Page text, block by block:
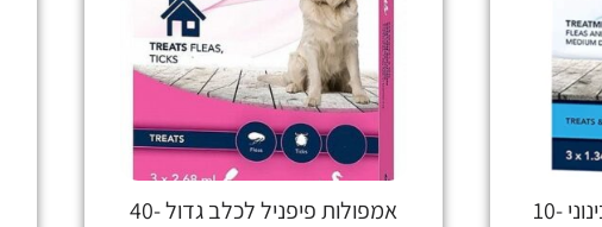
אמפולות פיפניל לכלב בינוני 10-
אמפולות פיפניל לכלב גדול 40-